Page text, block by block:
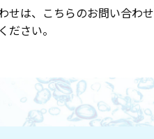
せは、こちらのお問い合わせ
ださい。